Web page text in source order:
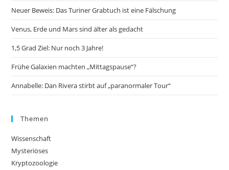
Neuer Beweis: Das Turiner Grabtuch ist eine Fälschung
Venus, Erde und Mars sind älter als gedacht
1,5 Grad Ziel: Nur noch 3 Jahre!
Frühe Galaxien machten „Mittagspause“?
Annabelle: Dan Rivera stirbt auf „paranormaler Tour“
Themen
Wissenschaft
Mysteriöses
Kryptozoologie